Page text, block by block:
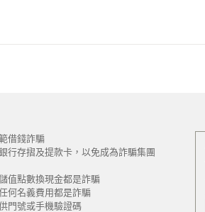
借錢詐騙
行存摺及提款卡，以免成為詐騙集團
值點數換現金都是詐騙
何名義費用都是詐騙
門號或手機驗證碼